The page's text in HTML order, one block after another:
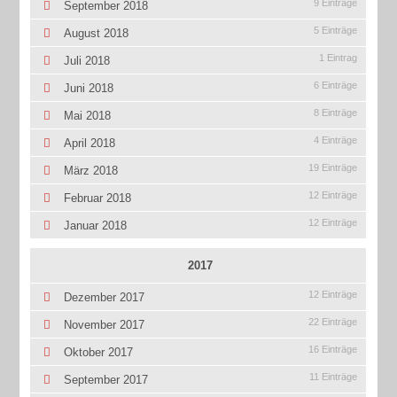
September 2018 9 Einträge
August 2018 5 Einträge
Juli 2018 1 Eintrag
Juni 2018 6 Einträge
Mai 2018 8 Einträge
April 2018 4 Einträge
März 2018 19 Einträge
Februar 2018 12 Einträge
Januar 2018 12 Einträge
2017
Dezember 2017 12 Einträge
November 2017 22 Einträge
Oktober 2017 16 Einträge
September 2017 11 Einträge